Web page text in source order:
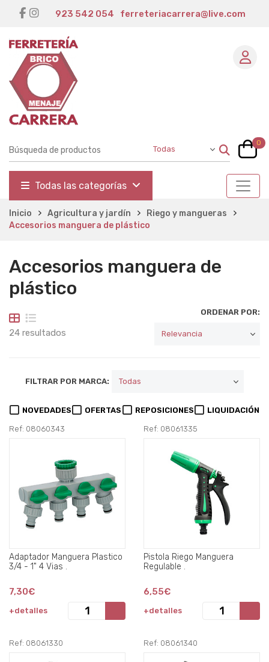
923 542 054 ferreteriacarrera@live.com
0
Todas las categorías
Inicio Agricultura y jardín
Riego y mangueras
Accesorios manguera de plástico
Accesorios manguera de
plástico
24 resultados
ORDENAR POR:
FILTRAR POR MARCA:
NOVEDADES OFERTAS REPOSICIONES LIQUIDACIÓN
Ref: 08060343
Adaptador Manguera Plastico
3/4 - 1" 4 Vias .
7,30€
+detalles
Ref: 08061335
Pistola Riego Manguera
Regulable .
6,55€
+detalles
Ref: 08061330 Ref: 08061340